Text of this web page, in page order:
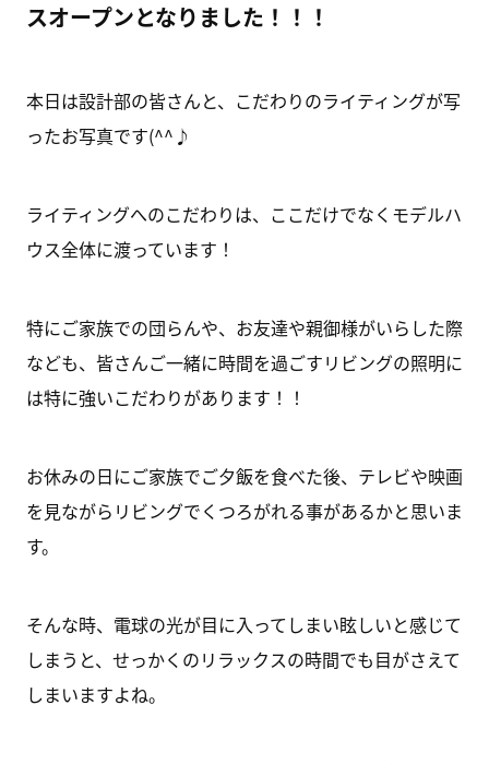
スオープンとなりました！！！
本日は設計部の皆さんと、こだわりのライティングが写
ったお写真です(^^♪
ライティングへのこだわりは、ここだけでなくモデルハ
ウス全体に渡っています！
特にご家族での団らんや、お友達や親御様がいらした際
なども、皆さんご一緒に時間を過ごすリビングの照明に
は特に強いこだわりがあります！！
お休みの日にご家族でご夕飯を食べた後、テレビや映画
を見ながらリビングでくつろがれる事があるかと思いま
す。
そんな時、電球の光が目に入ってしまい眩しいと感じて
しまうと、せっかくのリラックスの時間でも目がさえて
しまいますよね。